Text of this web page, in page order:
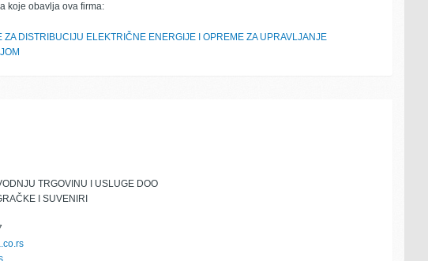
koje obavlja ova firma:
ZA DISTRIBUCIJU ELEKTRIČNE ENERGIJE I OPREME ZA UPRAVLJANJE
TRGOVINU I USLUGE DOO
I SUVENIRI